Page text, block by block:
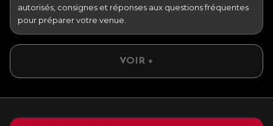
autorisés, consignes et réponses aux questions fréquentes
pour préparer votre venue.
VOIR +